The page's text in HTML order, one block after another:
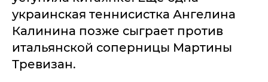
украинская теннисистка Ангелина
Калинина позже сыграет против
итальянской соперницы Мартины
Тревизан.